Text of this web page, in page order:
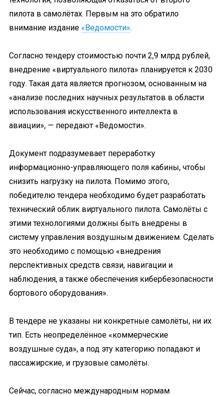
пилота в самолётах. Первым на это обратило
внимание издание «Ведомости».
Согласно тендеру стоимостью почти 2,9 млрд рублей,
внедрение «виртуального пилота» планируется к 2030
году. Такая дата является прогнозом, основанным на
«анализе последних научных результатов в области
использования искусственного интеллекта в
авиации», — передают «Ведомости».
Документ подразумевает переработку
информационно-управляющего поля кабины, чтобы
снизить нагрузку на пилота. Помимо этого,
победителю тендера необходимо будет разработать
технический облик виртуального пилота. Самолёты с
этими технологиями должны быть внедрены в
систему управления воздушным движением. Сделать
это необходимо с помощью «внедрения
перспективных средств связи, навигации и
наблюдения, а также обеспечения кибербезопасности
бортового оборудования».
В тендере не указаны ни конкретные самолёты, ни их
тип. Есть неопределённое «коммерческие
воздушные суда», а под эту категорию попадают и
пассажирские, и грузовые самолёты.
Сейчас, согласно международным нормам